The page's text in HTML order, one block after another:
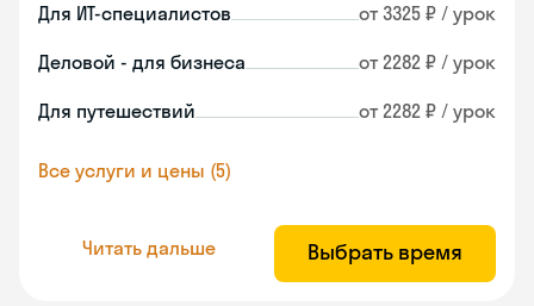
Для ИТ-специалистов от 3325 ₽ / урок
Деловой - для бизнеса от 2282 ₽ / урок
Для путешествий от 2282 ₽ / урок
Все услуги и цены (5)
Читать дальше Выбрать время